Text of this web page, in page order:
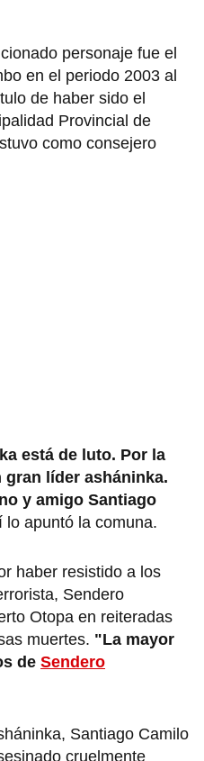
personaje fue el
en el periodo 2003 al
de haber sido el
Provincial de
como consejero
está de luto. Por la
gran líder asháninka.
y amigo Santiago
lo apuntó la comuna.
haber resistido a los
Sendero
Otopa en reiteradas
muertes. "La mayor
de Sendero
Santiago Camilo
cruelmente